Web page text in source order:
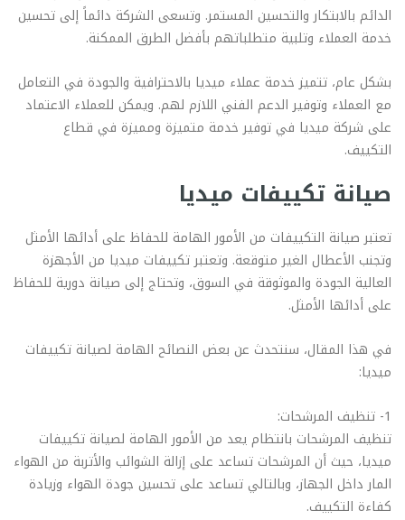
الدائم بالابتكار والتحسين المستمر. وتسعى الشركة دائماً إلى تحسين
خدمة العملاء وتلبية متطلباتهم بأفضل الطرق الممكنة.
بشكل عام، تتميز خدمة عملاء ميديا بالاحترافية والجودة في التعامل
مع العملاء وتوفير الدعم الفني اللازم لهم. ويمكن للعملاء الاعتماد
على شركة ميديا في توفير خدمة متميزة ومميزة في قطاع
التكييف.
صيانة تكييفات ميديا
تعتبر صيانة التكييفات من الأمور الهامة للحفاظ على أدائها الأمثل
وتجنب الأعطال الغير متوقعة. وتعتبر تكييفات ميديا من الأجهزة
العالية الجودة والموثوقة في السوق، وتحتاج إلى صيانة دورية للحفاظ
على أدائها الأمثل.
في هذا المقال، سنتحدث عن بعض النصائح الهامة لصيانة تكييفات
ميديا:
1- تنظيف المرشحات:
تنظيف المرشحات بانتظام يعد من الأمور الهامة لصيانة تكييفات
ميديا، حيث أن المرشحات تساعد على إزالة الشوائب والأتربة من الهواء
المار داخل الجهاز، وبالتالي تساعد على تحسين جودة الهواء وزيادة
كفاءة التكييف.